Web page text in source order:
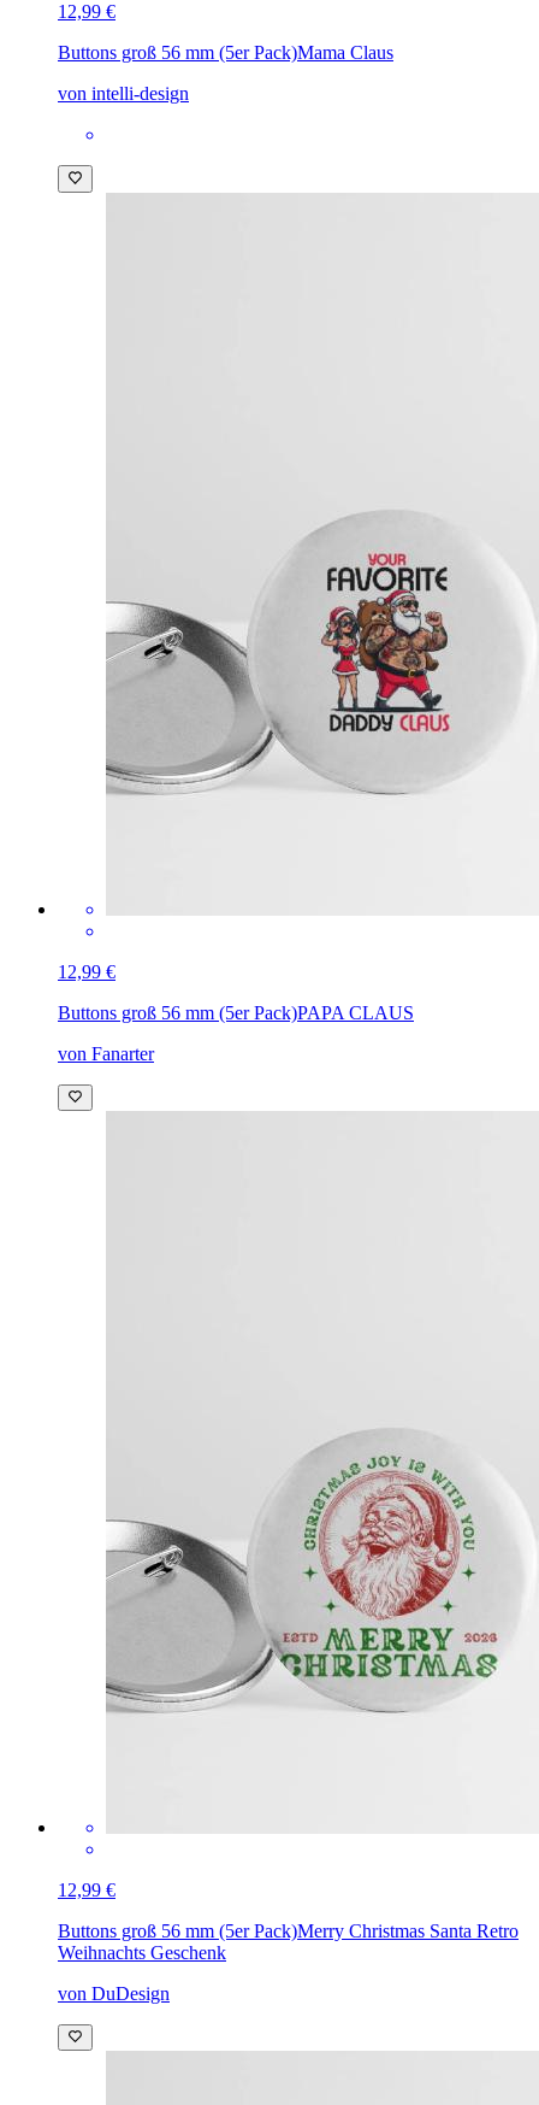
12,99 €
Buttons groß 56 mm (5er Pack)Mama Claus
von intelli-design
12,99 €
Buttons groß 56 mm (5er Pack)PAPA CLAUS
von Fanarter
12,99 €
Buttons groß 56 mm (5er Pack)Merry Christmas Santa Retro
Weihnachts Geschenk
von DuDesign